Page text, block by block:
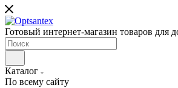
Готовый интернет-магазин товаров для
Каталог
По всему сайту